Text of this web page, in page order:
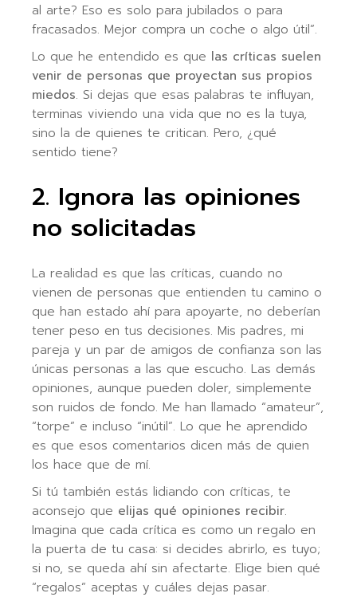
al arte? Eso es solo para jubilados o para
fracasados. Mejor compra un coche o algo útil”.
Lo que he entendido es que las críticas suelen
venir de personas que proyectan sus propios
miedos. Si dejas que esas palabras te influyan,
terminas viviendo una vida que no es la tuya,
sino la de quienes te critican. Pero, ¿qué
sentido tiene?
2. Ignora las opiniones
no solicitadas
La realidad es que las críticas, cuando no
vienen de personas que entienden tu camino o
que han estado ahí para apoyarte, no deberían
tener peso en tus decisiones. Mis padres, mi
pareja y un par de amigos de confianza son las
únicas personas a las que escucho. Las demás
opiniones, aunque pueden doler, simplemente
son ruidos de fondo. Me han llamado “amateur”,
“torpe” e incluso “inútil”. Lo que he aprendido
es que esos comentarios dicen más de quien
los hace que de mí.
Si tú también estás lidiando con críticas, te
aconsejo que elijas qué opiniones recibir.
Imagina que cada crítica es como un regalo en
la puerta de tu casa: si decides abrirlo, es tuyo;
si no, se queda ahí sin afectarte. Elige bien qué
“regalos” aceptas y cuáles dejas pasar.